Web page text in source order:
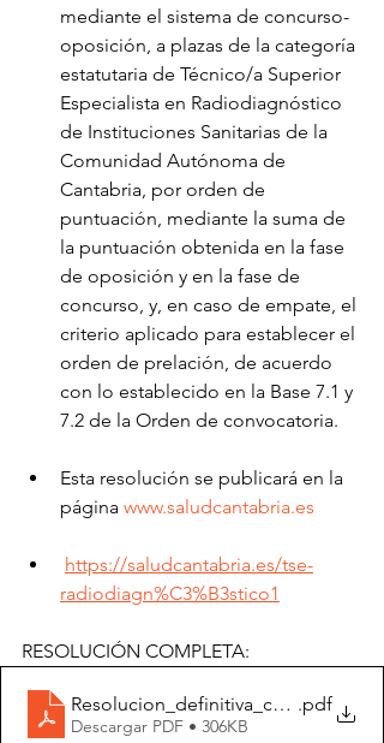
mediante el sistema de concurso-
oposición, a plazas de la categoría
estatutaria de Técnico/a Superior
Especialista en Radiodiagnóstico
de Instituciones Sanitarias de la
Comunidad Autónoma de
Cantabria, por orden de
puntuación, mediante la suma de
la puntuación obtenida en la fase
de oposición y en la fase de
concurso, y, en caso de empate, el
criterio aplicado para establecer el
orden de prelación, de acuerdo
con lo establecido en la Base 7.1 y
7.2 de la Orden de convocatoria.
Esta resolución se publicará en la
página www.saludcantabria.es
https://saludcantabria.es/tse-
radiodiagn%C3%B3stico1
RESOLUCIÓN COMPLETA:
.pdf
Descargar PDF • 306KB